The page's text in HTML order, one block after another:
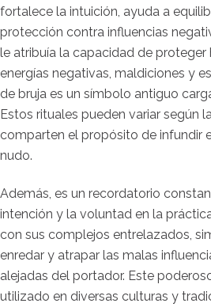
fortalece la intuición, ayuda a
protección contra influencias
le atribuía la capacidad de proteger
energías negativas, maldiciones y
de bruja es un símbolo antiguo
Estos rituales pueden variar según
comparten el propósito de infundir
nudo.
Además, es un recordatorio
intención y la voluntad en la
con sus complejos entrelazados,
enredar y atrapar las malas
alejadas del portador. Este
utilizado en diversas culturas y